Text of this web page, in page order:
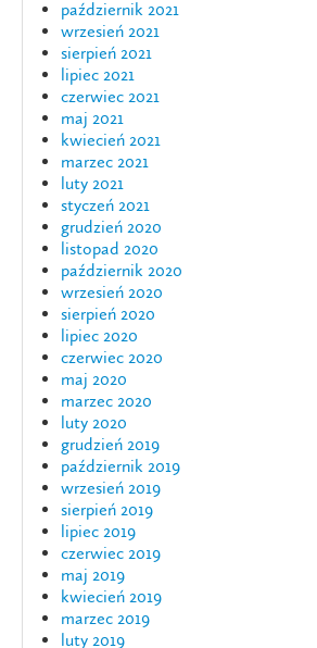
październik 2021
wrzesień 2021
sierpień 2021
lipiec 2021
czerwiec 2021
maj 2021
kwiecień 2021
marzec 2021
luty 2021
styczeń 2021
grudzień 2020
listopad 2020
październik 2020
wrzesień 2020
sierpień 2020
lipiec 2020
czerwiec 2020
maj 2020
marzec 2020
luty 2020
grudzień 2019
październik 2019
wrzesień 2019
sierpień 2019
lipiec 2019
czerwiec 2019
maj 2019
kwiecień 2019
marzec 2019
luty 2019